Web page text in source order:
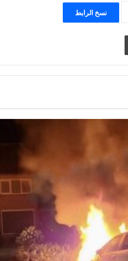
نسخ الرابط
مشاركة عبر البريد